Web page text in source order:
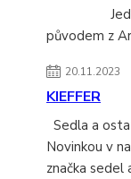
Jedná se
původem z
20.11.2023
KIEFFER
Sedla a
Novinkou v
značka sedel